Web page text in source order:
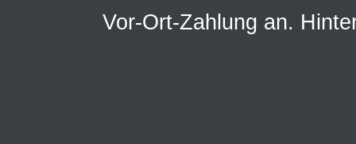
Vor-Ort-Zahlung an.